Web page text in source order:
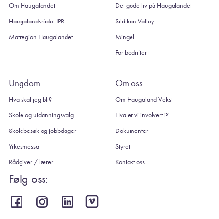
Om Haugalandet
Haugalandsrådet IPR
Matregion Haugalandet
Det gode liv på Haugalandet
Sildikon Valley
Mingel
For bedrifter
Ungdom
Hva skal jeg bli?
Skole og utdanningsvalg
Skolebesøk og jobbdager
Yrkesmessa
Rådgiver / lærer
Om oss
Om Haugaland Vekst
Hva er vi involvert i?
Dokumenter
Styret
Kontakt oss
Følg oss: